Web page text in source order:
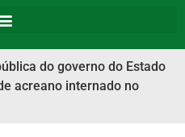
do governo do Estado
acreano internado no